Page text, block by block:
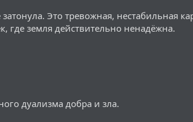
Это тревожная, нестабильная
где земля действительно ненадёжна.
дуализма добра и зла.